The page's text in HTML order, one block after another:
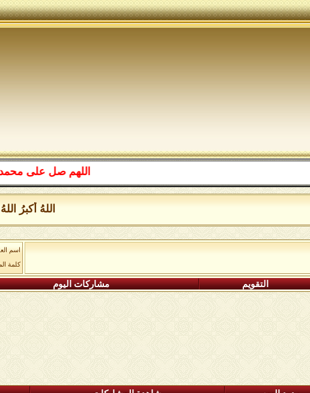
اللهم صل على محمد
اللهُ أكبرُ
اسم
كلمة
التقويم مشاركات اليوم